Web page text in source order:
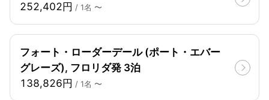
252,402円 / 1名 〜
フォート・ローダーデール (ポート・エバー
グレーズ), フロリダ発 3泊
138,826円 / 1名 〜